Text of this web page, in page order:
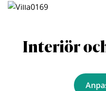
Interiör